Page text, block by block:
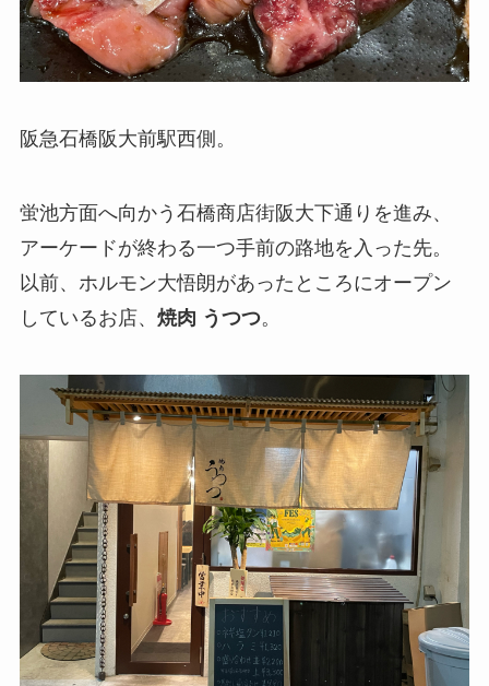
阪急石橋阪大前駅西側。
蛍池方面へ向かう石橋商店街阪大下通りを進み、
アーケードが終わる一つ手前の路地を入った先。
以前、ホルモン大悟朗があったところにオープン
しているお店、 焼肉 うつつ。